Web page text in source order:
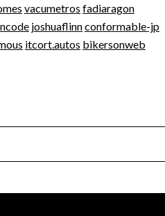
vacumetros fadiaragon
joshuaflinnconformable-jp
itcort.autos bikersonweb